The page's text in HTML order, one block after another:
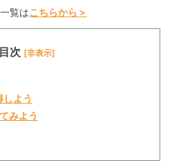
覧はこちらから＞
目次 [非表示]
よう
みよう